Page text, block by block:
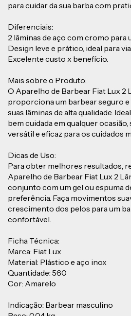
para cuidar da sua barba com
Diferenciais:
2 lâminas de aço com cromo para
Design leve e prático, ideal para
Excelente custo x benefício.
Mais sobre o Produto:
O Aparelho de Barbear Fiat Lux 2
proporciona um barbear seguro
suas lâminas de alta qualidade.
bem cuidada em qualquer
versátil e eficaz para os cuidados
Dicas de Uso:
Para obter melhores resultados,
Aparelho de Barbear Fiat Lux 2
conjunto com um gel ou espuma
preferência. Faça movimentos
crescimento dos pelos para um
confortável.
Ficha Técnica:
Marca: Fiat Lux
Material: Plástico e aço inox
Quantidade: 560
Cor: Amarelo
Indicação: Barbear masculino